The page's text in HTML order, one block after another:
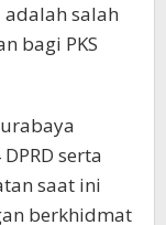
salah
bagi PKS
serta
saat ini
berkhidmat